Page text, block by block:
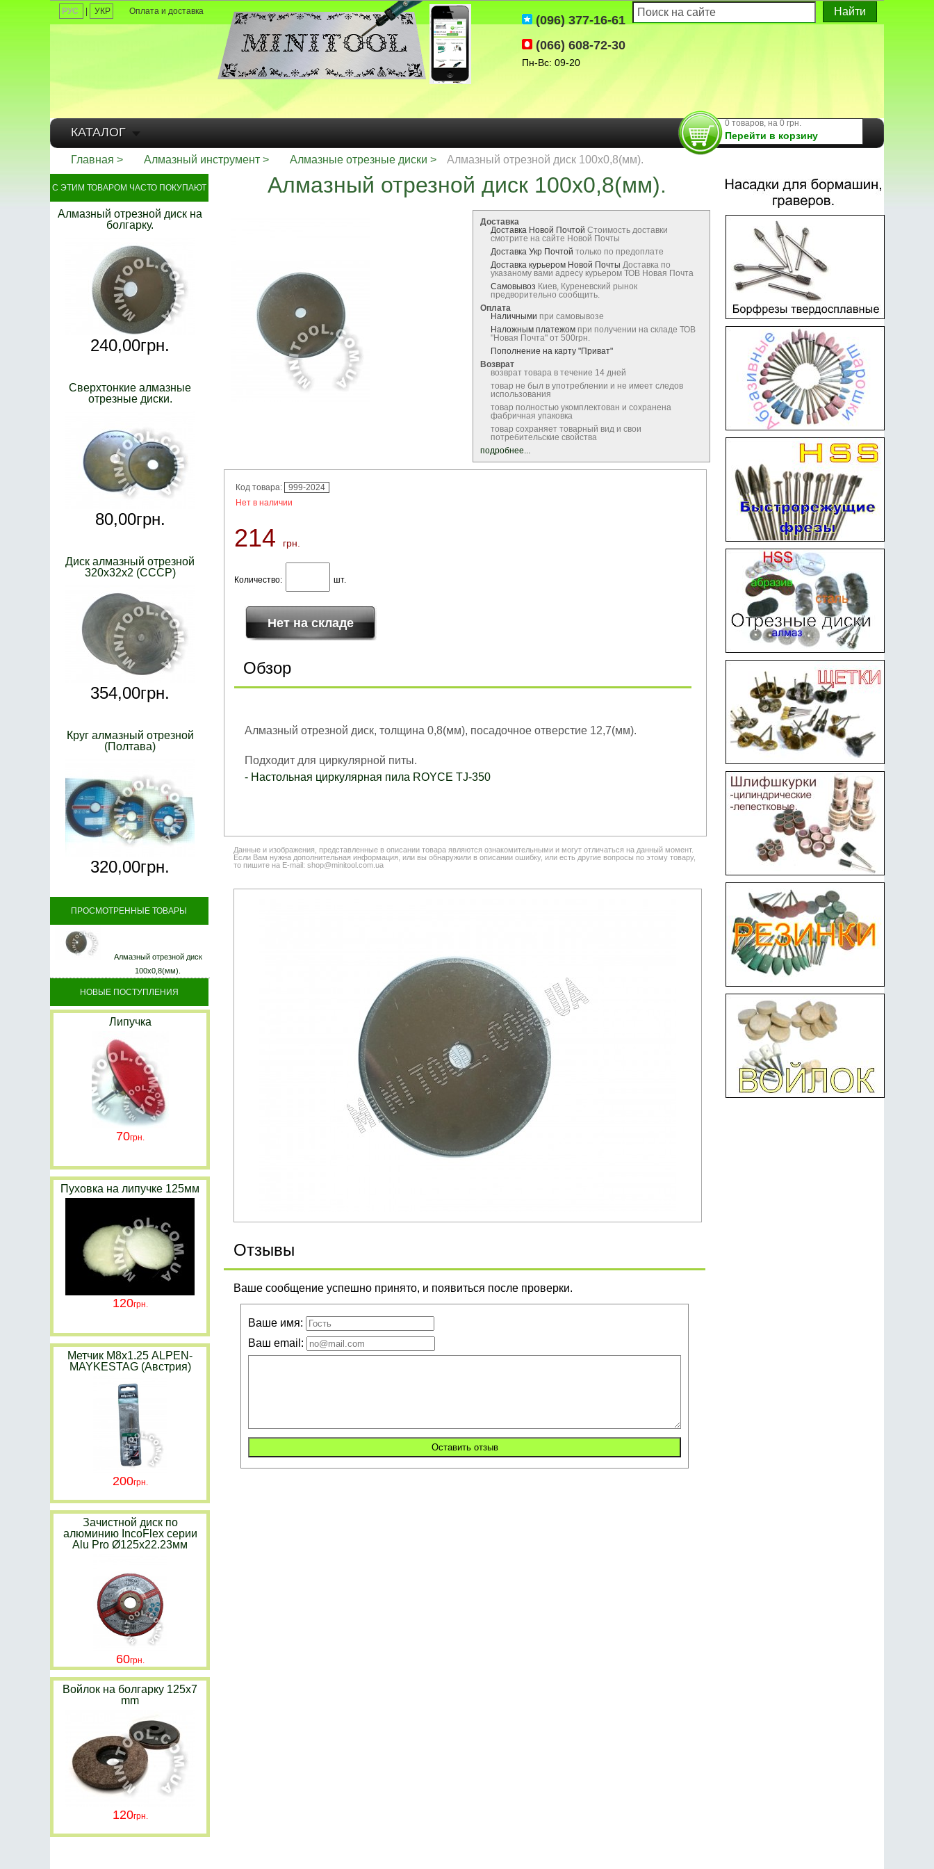
РУС УКР Оплата и доставка
(096) 377-16-61
(066) 608-72-30
Пн-Вс: 09-20
0 товаров, на 0 грн.
Перейти в корзину
КАТАЛОГ
Главная Алмазный инструмент Алмазные отрезные диски Алмазный отрезной диск 100х0,8(мм).
Алмазный отрезной диск 100х0,8(мм).
Доставка
Доставка Новой Почтой Стоимость доставки
смотрите на сайте Новой Почты
Доставка Укр Почтой только по предоплате
Доставка курьером Новой Почты Доставка по
указаному вами адресу курьером ТОВ Новая Почта
Самовывоз Киев, Куреневский рынок
предворительно сообщить.
Оплата
Наличными при самовывозе
Наложным платежом при получении на складе ТОВ
"Новая Почта" от 500грн.
Пополнение на карту "Приват"
Возврат
возврат товара в течение 14 дней
товар не был в употреблении и не имеет следов
использования
товар полностью укомплектован и сохранена
фабричная упаковка
товар сохраняет товарный вид и свои
потребительские свойства
подробнее...
Код товара:
999-2024
Нет в наличии
214 грн.
Количество: шт.
Обзор
Алмазный отрезной диск, толщина 0,8(мм), посадочное отверстие 12,7(мм).
Подходит для циркулярной питы.
- Настольная циркулярная пила ROYCE TJ-350
Данные и изображения, представленные в описании товара являются ознакомительными и могут отличаться на данный момент.
Если Вам нужна дополнительная информация, или вы обнаружили в описании ошибку, или есть другие вопросы по этому товару,
то пишите на E-mail: shop@minitool.com.ua
Отзывы
Ваше сообщение успешно принято, и появиться после проверки.
Ваше имя:
Ваш email:
С ЭТИМ ТОВАРОМ ЧАСТО ПОКУПАЮТ
Алмазный отрезной диск на
болгарку.
240,00грн.
Сверхтонкие алмазные
отрезные диски.
80,00грн.
Диск алмазный отрезной
320х32х2 (СССР)
354,00грн.
Круг алмазный отрезной
(Полтава)
320,00грн.
ПРОСМОТРЕННЫЕ ТОВАРЫ
Алмазный отрезной диск
100х0,8(мм).
НОВЫЕ ПОСТУПЛЕНИЯ
Липучка
70
Пуховка на липучке 125мм
120
Метчик М8х1.25 ALPEN-
MAYKESTAG (Австрия)
200
Зачистной диск по
алюминию IncoFlex серии
Alu Pro Ø125х22.23мм
60
Войлок на болгарку 125х7
mm
120